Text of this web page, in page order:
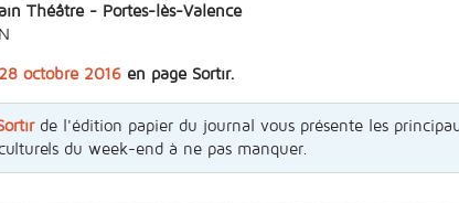
Théâtre - Portes-lès-Valence
octobre 2016 en page Sortir.
de l'édition papier du journal vous présente les
du week-end à ne pas manquer.